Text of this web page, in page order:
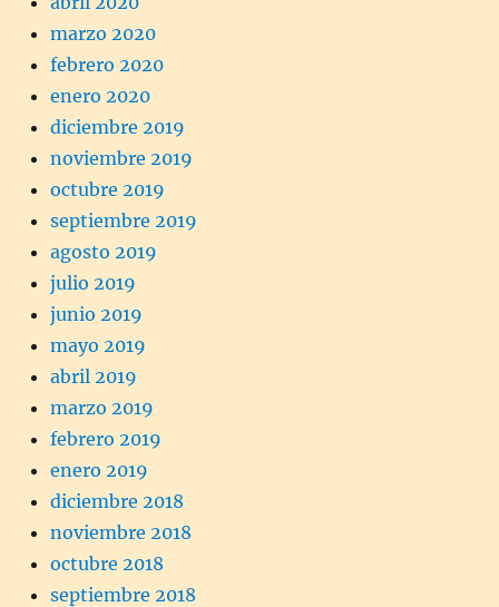
marzo 2020
febrero 2020
enero 2020
diciembre 2019
noviembre 2019
octubre 2019
septiembre 2019
agosto 2019
julio 2019
junio 2019
mayo 2019
abril 2019
marzo 2019
febrero 2019
enero 2019
diciembre 2018
noviembre 2018
octubre 2018
septiembre 2018